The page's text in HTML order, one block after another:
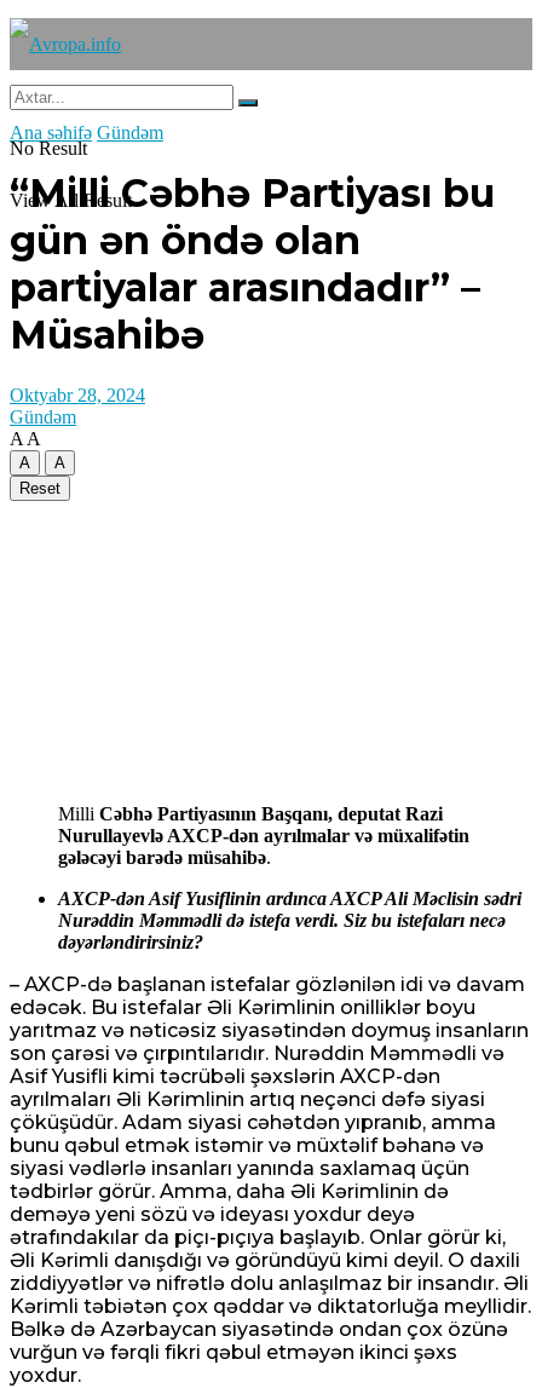
No Result
View All Result
Ana səhifə Gündəm
“Milli Cəbhə Partiyası bu
gün ən öndə olan
partiyalar arasındadır” –
Müsahibə
Oktyabr 28, 2024
Gündəm
A A
A
A
Reset
Milli Cəbhə Partiyasının Başqanı, deputat Razi
Nurullayevlə AXCP-dən ayrılmalar və müxalifətin
gələcəyi barədə müsahibə.
AXCP-dən Asif Yusiflinin ardınca AXCP Ali Məclisin sədri
Nurəddin Məmmədli də istefa verdi. Siz bu istefaları necə
dəyərləndirirsiniz?
– AXCP-də başlanan istefalar gözlənilən idi və davam
edəcək. Bu istefalar Əli Kərimlinin onilliklər boyu
yarıtmaz və nəticəsiz siyasətindən doymuş insanların
son çarəsi və çırpıntılarıdır. Nurəddin Məmmədli və
Asif Yusifli kimi təcrübəli şəxslərin AXCP-dən
ayrılmaları Əli Kərimlinin artıq neçənci dəfə siyasi
çöküşüdür. Adam siyasi cəhətdən yıpranıb, amma
bunu qəbul etmək istəmir və müxtəlif bəhanə və
siyasi vədlərlə insanları yanında saxlamaq üçün
tədbirlər görür. Amma, daha Əli Kərimlinin də
deməyə yeni sözü və ideyası yoxdur deyə
ətrafındakılar da piçı-pıçıya başlayıb. Onlar görür ki,
Əli Kərimli danışdığı və göründüyü kimi deyil. O daxili
ziddiyyətlər və nifrətlə dolu anlaşılmaz bir insandır. Əli
Kərimli təbiətən çox qəddar və diktatorluğa meyllidir.
Bəlkə də Azərbaycan siyasətində ondan çox özünə
vurğun və fərqli fikri qəbul etməyən ikinci şəxs
yoxdur.